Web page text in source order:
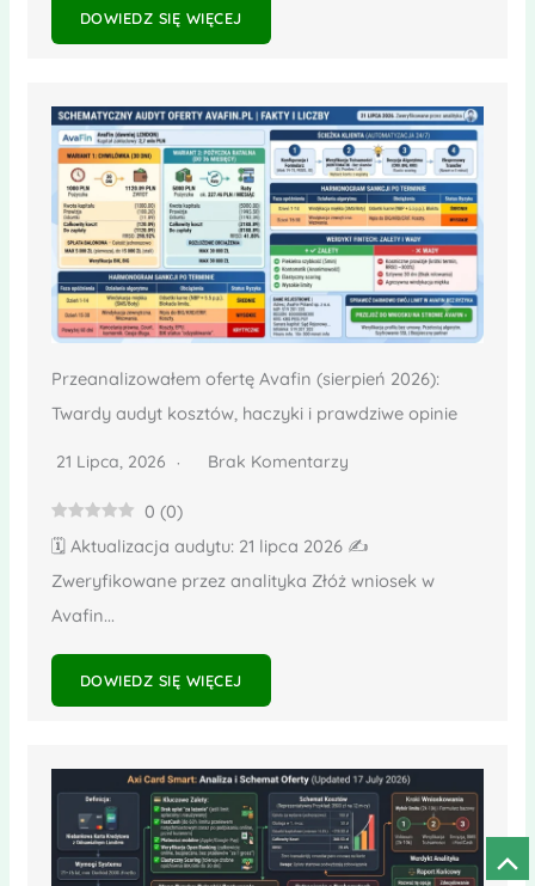
DOWIEDZ SIĘ WIĘCEJ
Przeanalizowałem ofertę Avafin (sierpień 2026):
Twardy audyt kosztów, haczyki i prawdziwe opinie
21 Lipca, 2026 Brak Komentarzy
0 (0)
🗓️ Aktualizacja audytu: 21 lipca 2026 ✍️
Zweryfikowane przez analityka Złóż wniosek w
Avafin...
DOWIEDZ SIĘ WIĘCEJ